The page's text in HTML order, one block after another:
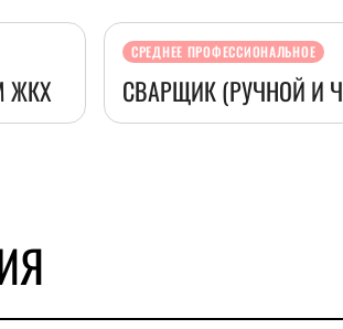
ЖКХ
СРЕДНЕЕ ПРОФЕССИОНАЛЬНОЕ
СВАРЩИК (РУЧНОЙ И